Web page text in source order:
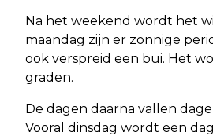
Na het weekend wordt het
maandag zijn er zonnige
ook verspreid een bui. Het
graden.
De dagen daarna vallen
Vooral dinsdag wordt een